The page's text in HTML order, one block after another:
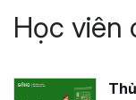
Học viên